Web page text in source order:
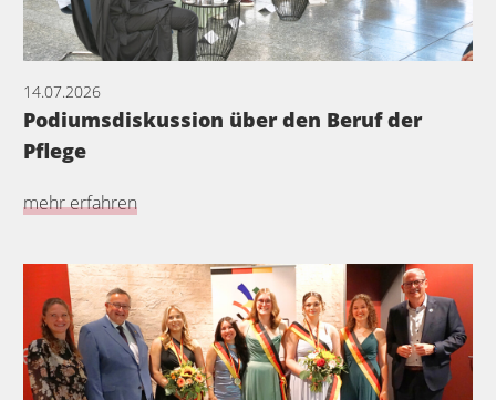
14.07.2026
Podiumsdiskussion über den Beruf der
Pflege
mehr erfahren